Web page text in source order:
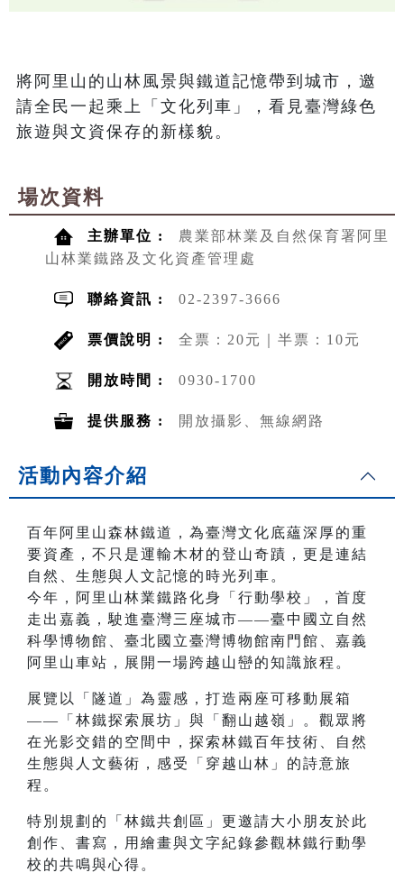
將阿里山的山林風景與鐵道記憶帶到城市，邀
請全民一起乘上「文化列車」，看見臺灣綠色
旅遊與文資保存的新樣貌。
場次資料
主辦單位 :
農業部林業及自然保育署阿里
山林業鐵路及文化資產管理處
聯絡資訊 : 02-2397-3666
票價說明 : 全票：20元｜半票：10元
開放時間 : 0930-1700
提供服務 : 開放攝影、無線網路
活動內容介紹
百年阿里山森林鐵道，為臺灣文化底蘊深厚的重
要資產，不只是運輸木材的登山奇蹟，更是連結
自然、生態與人文記憶的時光列車。
今年，阿里山林業鐵路化身「行動學校」，首度
走出嘉義，駛進臺灣三座城市——臺中國立自然
科學博物館、臺北國立臺灣博物館南門館、嘉義
阿里山車站，展開一場跨越山巒的知識旅程。
展覽以「隧道」為靈感，打造兩座可移動展箱
——「林鐵探索展坊」與「翻山越嶺」。觀眾將
在光影交錯的空間中，探索林鐵百年技術、自然
生態與人文藝術，感受「穿越山林」的詩意旅
程。
特別規劃的「林鐵共創區」更邀請大小朋友於此
創作、書寫，用繪畫與文字紀錄參觀林鐵行動學
校的共鳴與心得。